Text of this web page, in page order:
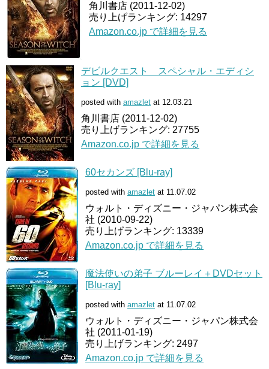
角川書店 (2011-12-02)
売り上げランキング: 14297
Amazon.co.jp で詳細を見る
デビルクエスト スペシャル・エディシ
ョン [DVD]
posted with amazlet at 12.03.21
角川書店 (2011-12-02)
売り上げランキング: 27755
Amazon.co.jp で詳細を見る
60セカンズ [Blu-ray]
posted with amazlet at 11.07.02
ウォルト・ディズニー・ジャパン株式会
社 (2010-09-22)
売り上げランキング: 13339
Amazon.co.jp で詳細を見る
魔法使いの弟子 ブルーレイ＋DVDセット
[Blu-ray]
posted with amazlet at 11.07.02
ウォルト・ディズニー・ジャパン株式会
社 (2011-01-19)
売り上げランキング: 2497
Amazon.co.jp で詳細を見る